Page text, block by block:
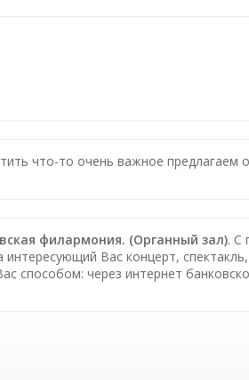
что-то очень важное предлагаем
филармония. (Органный зал). С
Вас концерт,
способом: через интернет